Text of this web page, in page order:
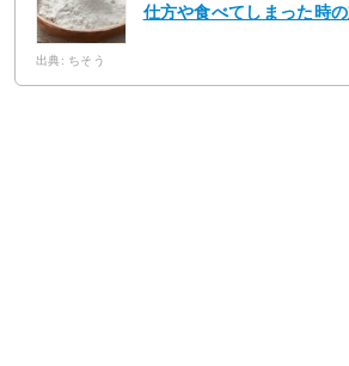
仕方や食べてしまった時
出典: ちそう